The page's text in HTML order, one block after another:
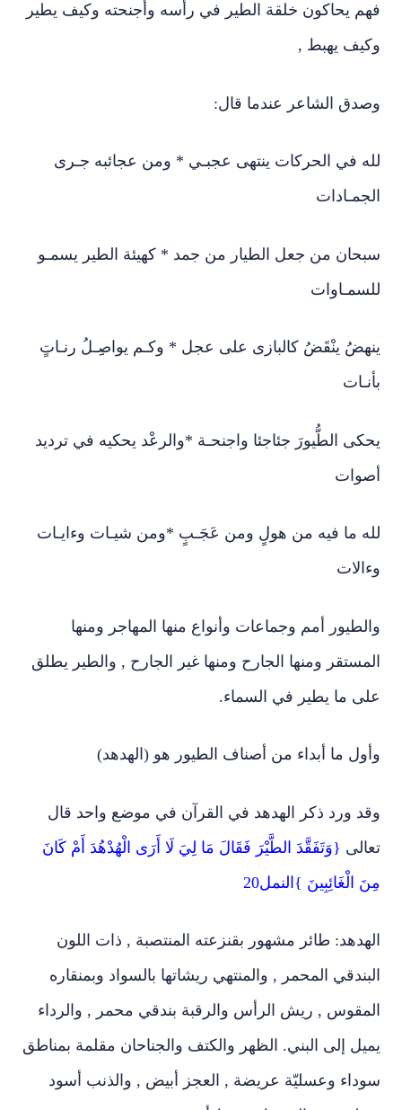
فهم يحاكون خلقة الطير في رأسه وأجنحته وكيف يطير
وكيف يهبط ,
وصدق الشاعر عندما قال:
لله في الحركات ينتهى عجبـي * ومن عجائبه جـرى
الجمـادات
سبحان من جعل الطيار من جمد * كهيئة الطير يسمـو
للسمـاوات
ينهضُ ينْقَضُ كالبازى على عجل * وكـم يواصِِـلُ رنـاتٍ
بأنـات
يحكى الطُّيورَ جئاجئا واجنحـة *والرعْد يحكيه في ترديد
أصوات
لله ما فيه من هولٍ ومن عَجَـبٍ *ومن شيـات وءايـات
وءالات
والطيور أمم وجماعات وأنواع منها المهاجر ومنها
المستقر ومنها الجارح ومنها غير الجارح , والطير يطلق
على ما يطير في السماء.
وأول ما أبداء من أصناف الطيور هو (الهدهد)
وقد ورد ذكر الهدهد في القرآن في موضع واحد قال
تعالى {وَتَفَقَّدَ الطَّيْرَ فَقَالَ مَا لِيَ لَا أَرَى الْهُدْهُدَ أَمْ كَانَ
مِنَ الْغَائِبِينَ }النمل20
الهدهد: طائر مشهور بقنزعته المنتصبة , ذات اللون
البندقي المحمر , والمنتهي ريشاتها بالسواد وبمنقاره
المقوس , ريش الرأس والرقبة بندقي محمر , والرداء
يميل إلى البني. الظهر والكتف والجناحان مقلمة بمناطق
سوداء وعسليّة عريضة , العجز أبيض , والذنب أسود